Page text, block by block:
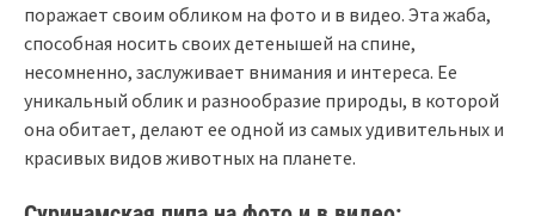
поражает своим обликом на фото и в видео. Эта жаба,
способная носить своих детенышей на спине,
несомненно, заслуживает внимания и интереса. Ее
уникальный облик и разнообразие природы, в которой
она обитает, делают ее одной из самых удивительных и
красивых видов животных на планете.